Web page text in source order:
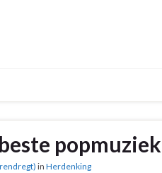
in Herdenking